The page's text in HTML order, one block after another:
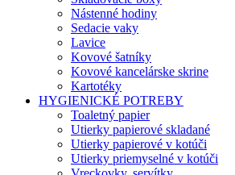
Nástenné hodiny
Sedacie vaky
Lavice
Kovové šatníky
Kovové kancelárske skrine
Kartotéky
HYGIENICKÉ POTREBY
Toaletný papier
Utierky papierové skladané
Utierky papierové v kotúči
Utierky priemyselné v kotúči